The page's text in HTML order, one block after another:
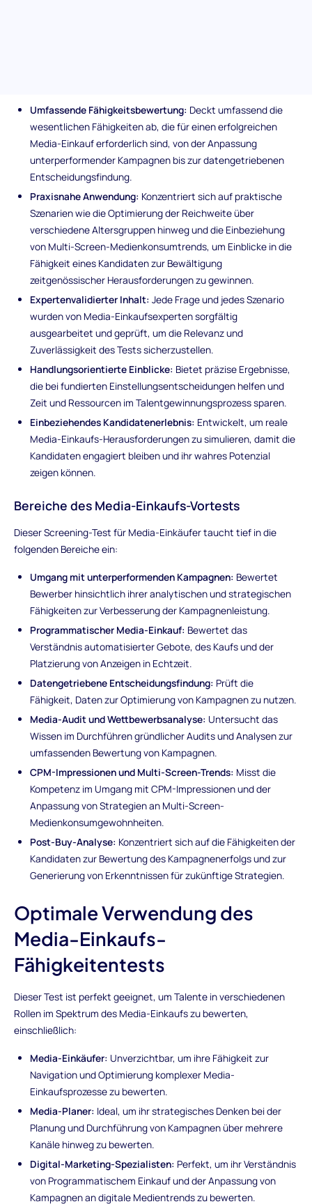
Umfassende Fähigkeitsbewertung: Deckt umfassend die
wesentlichen Fähigkeiten ab, die für einen erfolgreichen
Media-Einkauf erforderlich sind, von der Anpassung
unterperformender Kampagnen bis zur datengetriebenen
Entscheidungsfindung.
Praxisnahe Anwendung: Konzentriert sich auf praktische
Szenarien wie die Optimierung der Reichweite über
verschiedene Altersgruppen hinweg und die Einbeziehung
von Multi-Screen-Medienkonsumtrends, um Einblicke in die
Fähigkeit eines Kandidaten zur Bewältigung
zeitgenössischer Herausforderungen zu gewinnen.
Expertenvalidierter Inhalt: Jede Frage und jedes Szenario
wurden von Media-Einkaufsexperten sorgfältig
ausgearbeitet und geprüft, um die Relevanz und
Zuverlässigkeit des Tests sicherzustellen.
Handlungsorientierte Einblicke: Bietet präzise Ergebnisse,
die bei fundierten Einstellungsentscheidungen helfen und
Zeit und Ressourcen im Talentgewinnungsprozess sparen.
Einbeziehendes Kandidatenerlebnis: Entwickelt, um reale
Media-Einkaufs-Herausforderungen zu simulieren, damit die
Kandidaten engagiert bleiben und ihr wahres Potenzial
zeigen können.
Bereiche des Media-Einkaufs-Vortests
Dieser Screening-Test für Media-Einkäufer taucht tief in die
folgenden Bereiche ein:
Umgang mit unterperformenden Kampagnen: Bewertet
Bewerber hinsichtlich ihrer analytischen und strategischen
Fähigkeiten zur Verbesserung der Kampagnenleistung.
Programmatischer Media-Einkauf: Bewertet das
Verständnis automatisierter Gebote, des Kaufs und der
Platzierung von Anzeigen in Echtzeit.
Datengetriebene Entscheidungsfindung: Prüft die
Fähigkeit, Daten zur Optimierung von Kampagnen zu nutzen.
Media-Audit und Wettbewerbsanalyse: Untersucht das
Wissen im Durchführen gründlicher Audits und Analysen zur
umfassenden Bewertung von Kampagnen.
CPM-Impressionen und Multi-Screen-Trends: Misst die
Kompetenz im Umgang mit CPM-Impressionen und der
Anpassung von Strategien an Multi-Screen-
Medienkonsumgewohnheiten.
Post-Buy-Analyse: Konzentriert sich auf die Fähigkeiten der
Kandidaten zur Bewertung des Kampagnenerfolgs und zur
Generierung von Erkenntnissen für zukünftige Strategien.
Optimale Verwendung des
Media-Einkaufs-
Fähigkeitentests
Dieser Test ist perfekt geeignet, um Talente in verschiedenen
Rollen im Spektrum des Media-Einkaufs zu bewerten,
einschließlich:
Media-Einkäufer: Unverzichtbar, um ihre Fähigkeit zur
Navigation und Optimierung komplexer Media-
Einkaufsprozesse zu bewerten.
Media-Planer: Ideal, um ihr strategisches Denken bei der
Planung und Durchführung von Kampagnen über mehrere
Kanäle hinweg zu bewerten.
Digital-Marketing-Spezialisten: Perfekt, um ihr Verständnis
von Programmatischem Einkauf und der Anpassung von
Kampagnen an digitale Medientrends zu bewerten.